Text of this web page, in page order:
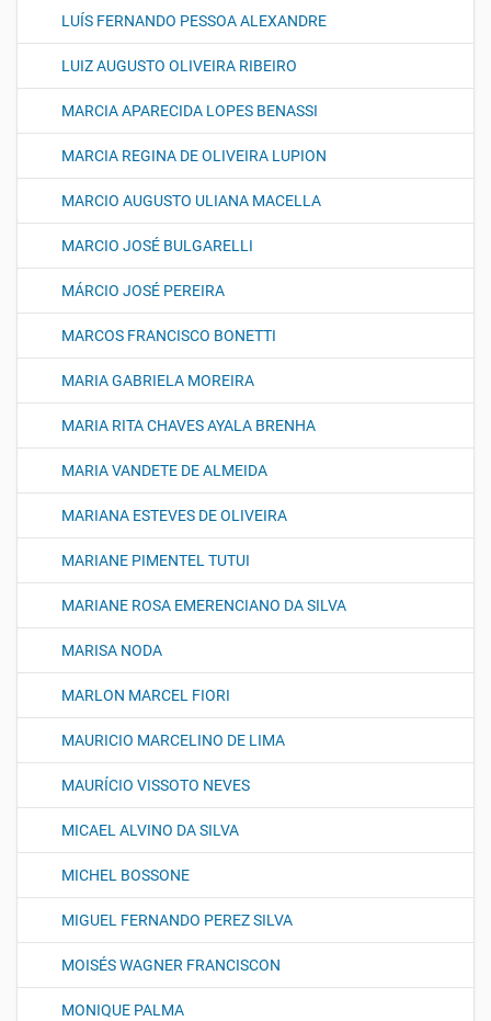
LUÍS FERNANDO PESSOA ALEXANDRE
LUIZ AUGUSTO OLIVEIRA RIBEIRO
MARCIA APARECIDA LOPES BENASSI
MARCIA REGINA DE OLIVEIRA LUPION
MARCIO AUGUSTO ULIANA MACELLA
MARCIO JOSÉ BULGARELLI
MÁRCIO JOSÉ PEREIRA
MARCOS FRANCISCO BONETTI
MARIA GABRIELA MOREIRA
MARIA RITA CHAVES AYALA BRENHA
MARIA VANDETE DE ALMEIDA
MARIANA ESTEVES DE OLIVEIRA
MARIANE PIMENTEL TUTUI
MARIANE ROSA EMERENCIANO DA SILVA
MARISA NODA
MARLON MARCEL FIORI
MAURICIO MARCELINO DE LIMA
MAURÍCIO VISSOTO NEVES
MICAEL ALVINO DA SILVA
MICHEL BOSSONE
MIGUEL FERNANDO PEREZ SILVA
MOISÉS WAGNER FRANCISCON
MONIQUE PALMA